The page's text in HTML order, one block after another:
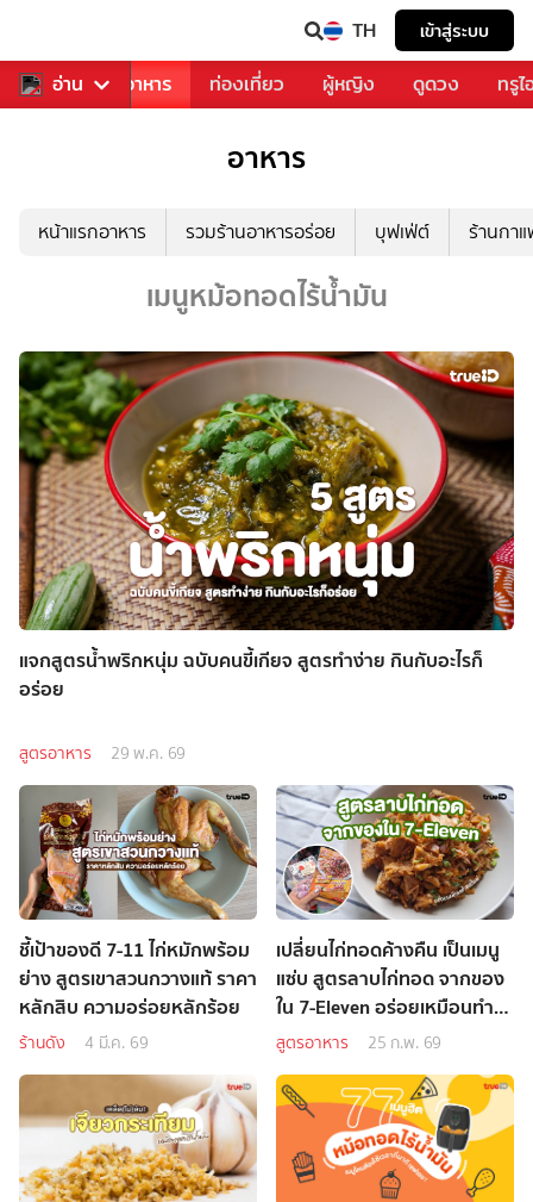
TH เข้าสู่ระบบ
อ่าน
การเพลง อาหาร ท่องเที่ยว ผู้หญิง ดูดวง ทรู
อาหาร
หน้าแรกอาหาร รวมร้านอาหารอร่อย บุฟเฟ่ต์ ร้านกา
เมนูหม้อทอดไร้น้ำมัน
แจกสูตรน้ำพริกหนุ่ม ฉบับคนขี้เกียจ สูตรทำง่าย กินกับอะไรก็
อร่อย
สูตรอาหาร 29 พ.ค. 69
ชี้เป้าของดี 7-11 ไก่หมักพร้อม
ย่าง สูตรเขาสวนกวางแท้ ราคา
หลักสิบ ความอร่อยหลักร้อย
ร้านดัง 4 มี.ค. 69
เปลี่ยนไก่ทอดค้างคืน เป็นเมนู
แซ่บ สูตรลาบไก่ทอด จากของ
ใน 7-Eleven อร่อยเหมือนทำ
สดใหม่
สูตรอาหาร 25 ก.พ. 69